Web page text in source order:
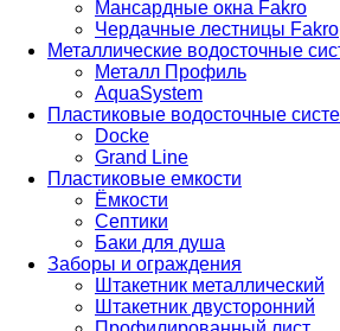
Мансардные окна Fakro
Чердачные лестницы Fakro
Металлические водосточные
Металл Профиль
AquaSystem
Пластиковые водосточные
Docke
Grand Line
Пластиковые емкости
Ёмкости
Септики
Баки для душа
Заборы и ограждения
Штакетник металлический
Штакетник двусторонний